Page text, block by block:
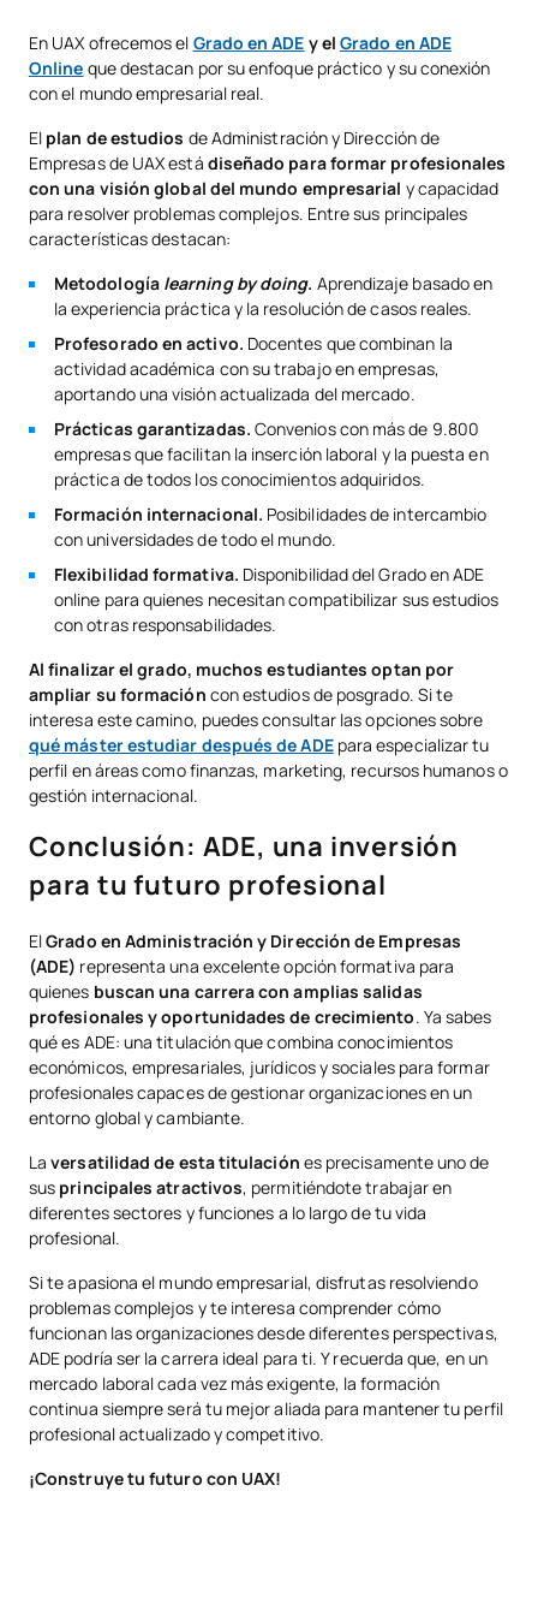
En UAX ofrecemos el Grado en ADE y elGrado en ADE
Online que destacan por su enfoque práctico y su conexión
con el mundo empresarial real.
El plan de estudios de Administración y Dirección de
Empresas de UAX está diseñado para formar profesionales
con una visión global del mundo empresarial y capacidad
para resolver problemas complejos. Entre sus principales
características destacan:
Metodología learning by doing. Aprendizaje basado en
la experiencia práctica y la resolución de casos reales.
Profesorado en activo. Docentes que combinan la
actividad académica con su trabajo en empresas,
aportando una visión actualizada del mercado.
Prácticas garantizadas. Convenios con más de 9.800
empresas que facilitan la inserción laboral y la puesta en
práctica de todos los conocimientos adquiridos.
Formación internacional. Posibilidades de intercambio
con universidades de todo el mundo.
Flexibilidad formativa. Disponibilidad del Grado en ADE
online para quienes necesitan compatibilizar sus estudios
con otras responsabilidades.
Al finalizar el grado, muchos estudiantes optan por
ampliar su formación con estudios de posgrado. Si te
interesa este camino, puedes consultar las opciones sobre
qué máster estudiar después de ADEpara especializar tu
perfil en áreas como finanzas, marketing, recursos humanos o
gestión internacional.
Conclusión: ADE, una inversión
para tu futuro profesional
ElGrado en Administración y Dirección de Empresas
(ADE) representa una excelente opción formativa para
quienes buscan una carrera con amplias salidas
profesionales y oportunidades de crecimiento. Ya sabes
qué es ADE: una titulación que combina conocimientos
económicos, empresariales, jurídicos y sociales para formar
profesionales capaces de gestionar organizaciones en un
entorno global y cambiante.
Laversatilidad de esta titulación es precisamente uno de
sus principales atractivos, permitiéndote trabajar en
diferentes sectores y funciones a lo largo de tu vida
profesional.
Si te apasiona el mundo empresarial, disfrutas resolviendo
problemas complejos y te interesa comprender cómo
funcionan las organizaciones desde diferentes perspectivas,
ADE podría ser la carrera ideal para ti. Y recuerda que, en un
mercado laboral cada vez más exigente, la formación
continua siempre será tu mejor aliada para mantener tu perfil
profesional actualizado y competitivo.
¡Construye tu futuro con UAX!